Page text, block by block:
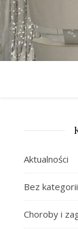
Aktualności
Bez kategorii
Choroby i